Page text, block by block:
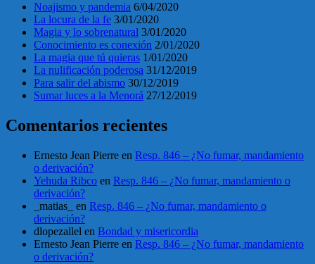
Noajismo y pandemia 6/04/2020
La locura de la fe 3/01/2020
Magia y lo sobrenatural 3/01/2020
Conocimiento es conexión 2/01/2020
La magia que tú quieras 1/01/2020
La nulificación poderosa 31/12/2019
Para salir del abismo 30/12/2019
Sumar luces a la Menorá 27/12/2019
Comentarios recientes
Ernesto Jean Pierre en Resp. 846 – ¿No fumar, mandamiento
o derivación?
Yehuda Ribco en Resp. 846 – ¿No fumar, mandamiento o
derivación?
_matias_
en Resp. 846 – ¿No fumar, mandamiento o
derivación?
dlopezallel en Bondad y misericordia
Ernesto Jean Pierre en Resp. 846 – ¿No fumar, mandamiento
o derivación?